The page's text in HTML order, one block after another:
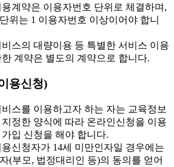
계약은 이용자번호 단위로 체결하며,
위는 1 이용자번호 이상이어야 합니
스의 대량이용 등 특별한 서비스 이용
한 계약은 별도의 계약으로 합니다.
용신청)
스를 이용하고자 하는 자는 교육정보
지정한 양식에 따라 온라인신청을 이용
입 신청을 해야 합니다.
신청자가 14세 미만인자일 경우에는
(부모, 법정대리인 등)의 동의를 얻어